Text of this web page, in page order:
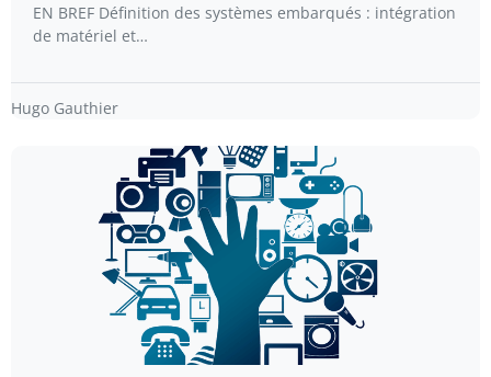
EN BREF Définition des systèmes embarqués : intégration
de matériel et…
Hugo Gauthier